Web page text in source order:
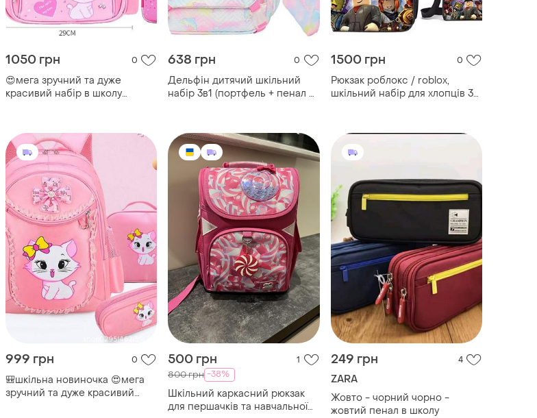
1050 грн 0
😍мега зручний та дуже
красивий набір в школу
замком,є одне
відділення,22*10*4
638 грн 0
Дельфін дитячий шкільний
набір 3в1 (портфель + пенал +
хлопчиків 43х20х31см
1500 грн 0
Рюкзак роблокс / roblox,
шкільний набір для хлопців 3
999 грн 0
🎒шкільна новиночка 😍мега
зручний та дуже красивий
500 грн 1
800 грн -38%
Шкільний каркасний рюкзак
для першачків та навчальної
249 грн 4
ZARA
Жовто - чорний чорно -
жовтий пенал в школу